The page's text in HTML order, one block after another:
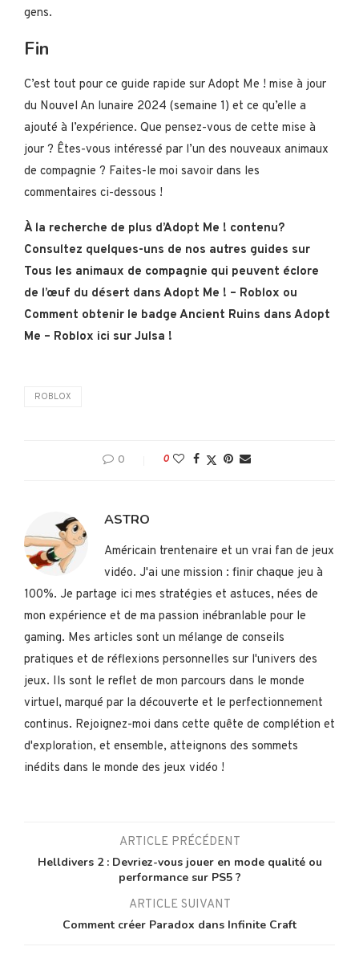
gens.
Fin
C’est tout pour ce guide rapide sur Adopt Me ! mise à jour
du Nouvel An lunaire 2024 (semaine 1) et ce qu’elle a
ajouté à l’expérience. Que pensez-vous de cette mise à
jour ? Êtes-vous intéressé par l’un des nouveaux animaux
de compagnie ? Faites-le moi savoir dans les
commentaires ci-dessous !
À la recherche de plus d’Adopt Me ! contenu?
Consultez quelques-uns de nos autres guides sur
Tous les animaux de compagnie qui peuvent éclore
de l’œuf du désert dans Adopt Me ! – Roblox ou
Comment obtenir le badge Ancient Ruins dans Adopt
Me – Roblox ici sur Julsa !
ROBLOX
0 0
ASTRO
Américain trentenaire et un vrai fan de jeux
vidéo. J'ai une mission : finir chaque jeu à
100%. Je partage ici mes stratégies et astuces, nées de
mon expérience et de ma passion inébranlable pour le
gaming. Mes articles sont un mélange de conseils
pratiques et de réflexions personnelles sur l'univers des
jeux. Ils sont le reflet de mon parcours dans le monde
virtuel, marqué par la découverte et le perfectionnement
continus. Rejoignez-moi dans cette quête de complétion et
d'exploration, et ensemble, atteignons des sommets
inédits dans le monde des jeux vidéo !
ARTICLE PRÉCÉDENT
Helldivers 2 : Devriez-vous jouer en mode qualité ou
performance sur PS5 ?
ARTICLE SUIVANT
Comment créer Paradox dans Infinite Craft